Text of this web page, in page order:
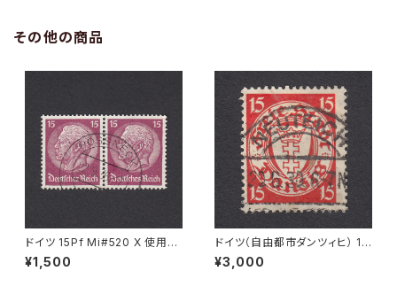
その他の商品
ドイツ 15Pf Mi#520 X 使用済
み切手｜PÖSSNECK 22.9.19
36
¥1,500
ドイツ（自由都市ダンツィヒ） 15
Pf Mi#214 使用済み切手｜NE
UTEICH 20.6.1930
¥3,000